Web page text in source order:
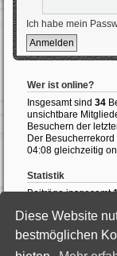
Diese Website
bestmöglichen
Ich habe mein
Wer ist online?
Insgesamt sind 34
unsichtbare
Besuchern der
Der Besucherrekord
04:08 gleichzeitig
Statistik
Beiträge insgesamt
Foren-Übersicht